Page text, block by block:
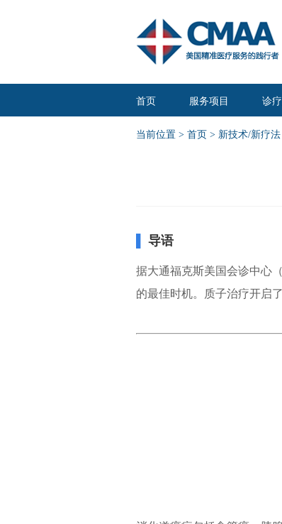
首页 服务项目 诊
当前位置 > 首页 > 新技术/新疗法
▌ 导语
据大通福克斯美国会诊中心
的最佳时机。质子治疗开启